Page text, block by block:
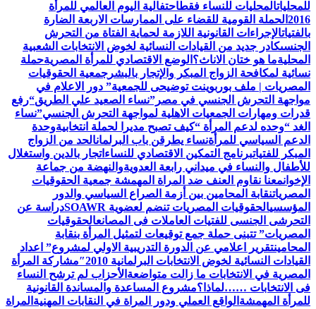
للمحلياتالمحليات للنساء فقطاحتفالية اليوم العالمي للمرأة
2016 الحملة القومية للقضاء على الممارسات الاربعة الضارة
بالفتياتالإجراءات القانونية اللازمة لحماية الفتاة من التحرش
الجنسىكادر جديد من القيادات النسائية لخوض الانتخابات الشعبية
المحليةما هو ختان الاناث؟ الوضع الاقتصادي للمرأة المصريةحملة
نسائية لمكافحة الزواج المبكر والإتجار بالبشر جمعية الحقوقيات
المصريات | ملف بوربوينت توضيحى للجمعية” دور الاعلام في
مواجهة التحرش الجنسي في مصر”نساء الصعيد علي الطريق“رفع
قدرات ومهارات الجمعيات الاهلية لمواجهة التحرش الجنسي”نساء
الغد “وحده لدعم المرأة “كيف تصبح مديرا لحملة انتخابيةوحدة
الدعم السياسي للمرأةنساء يطرقن باب البرلمانالحد من الزواج
المبكر للفتياتبرنامج التمكين الاقتصادي للنساء اتجار بالدين واستغلال
للأطفال والنساء في ميداني رابعة العدويةوالنهضة من جماعة
الإخوانمعنا نقاوم العنف ضد المراة المهمشة جمعية الحقوقيات
المصرياتنقابة المحامين بين أزمة الصراع السياسي والدور
المؤسسيالحقوقيات المصريات تنضم لعضوية SOAWR
دراسة عن
التحرشى الجنسى للفتيات العاملات فى المصانعالحقوقيات
المصريات” تتبنى حملة جمع توقيعات لتمثيل المرأة بنقابة
المحامينتقرير اعلامي عن الدورة التدريبية الاولي لمشروع” اعداد
القيادات النسائية لخوض الانتخابات البرلمانية 2010″
مشاركة المرأة
المصرية في الانتخابات ما زالت متواضعة الأحزاب لم ترشح النساء
فى الانتخابات ……لماذا؟مشروع المساعدة والمساندة القانونية
للمرأة المهمشة الواقع العملي ودور المراة في النقابات المهنية المراة